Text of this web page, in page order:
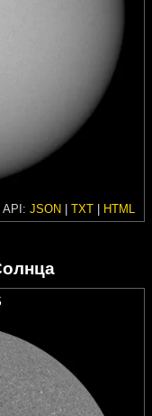
API: JSON | TXT | HTML